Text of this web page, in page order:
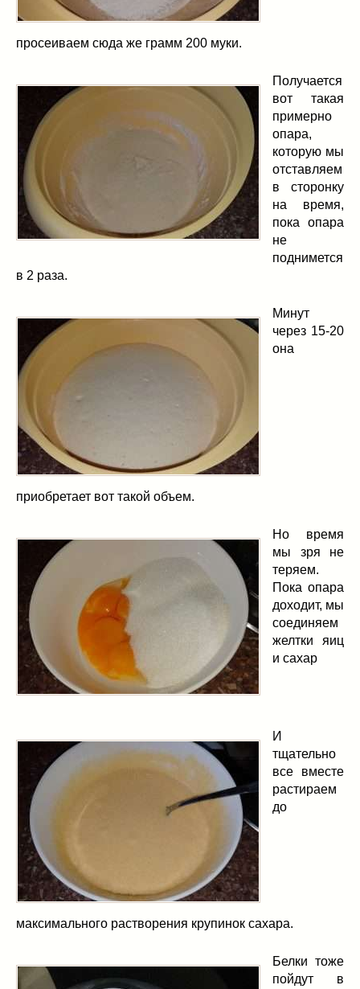
просеиваем сюда же грамм 200 муки.
Получается
вот такая
примерно
опара,
которую мы
отставляем
в сторонку
на время,
пока опара
не
поднимется
в 2 раза.
Минут
через 15-20
она
приобретает вот такой объем.
Но время
мы зря не
теряем.
Пока опара
доходит, мы
соединяем
желтки яиц
и сахар
И
тщательно
все вместе
растираем
до
максимального растворения крупинок сахара.
Белки тоже
пойдут в